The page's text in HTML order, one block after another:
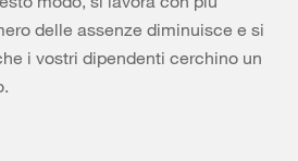
delle assenze diminuisce e si
i vostri dipendenti cerchino un